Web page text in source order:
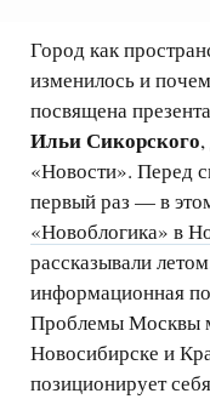
Город как
изменилось и
посвящена
Ильи Сикорского
«Новости». Перед
первый раз — в
«Новоблогика» в
рассказывали
информационная
Проблемы Москвы
Новосибирске и
позиционирует